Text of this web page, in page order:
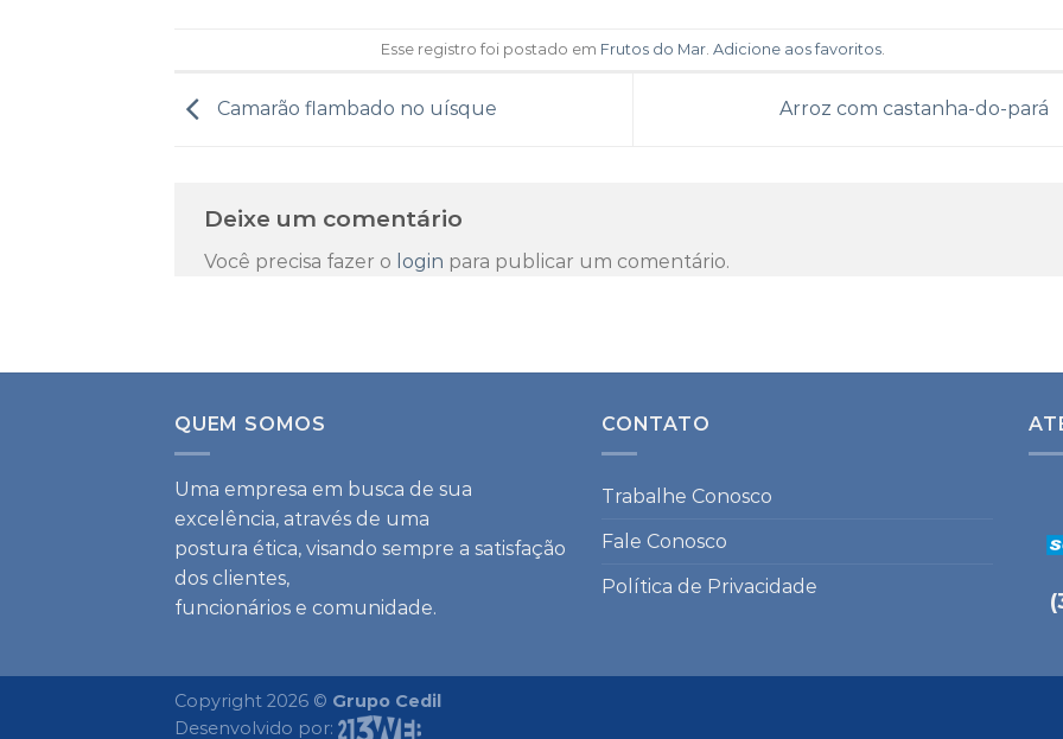
Esse registro foi postado em Frutos do Mar. Adicione aos favoritos.
Camarão flambado no uísque Arroz com castanha-do-pará
Deixe um comentário
Você precisa fazer o login para publicar um comentário.
QUEM SOMOS
Uma empresa em busca de sua
excelência, através de uma
postura ética, visando sempre a satisfação
dos clientes,
funcionários e comunidade.
CONTATO
Trabalhe Conosco
Fale Conosco
Política de Privacidade
Copyright 2026 © Grupo Cedil
Desenvolvido por: